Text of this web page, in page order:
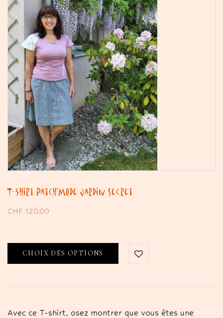
T-shirt Patch’Mode Jardin Secret
CHF 120.00
CHOIX DES OPTIONS
Avec ce T-shirt, osez montrer que vous êtes une